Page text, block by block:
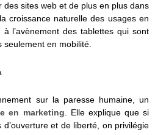
des sites web et de plus en plus dans
croissance naturelle des usages en
l’avènement des tablettes qui sont
seulement en mobilité.
sur la paresse humaine, un
en marketing . Elle explique que si
d’ouverture et de liberté, on privilégie